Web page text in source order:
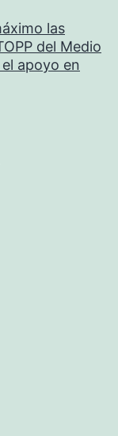
las
del Medio
apoyo en